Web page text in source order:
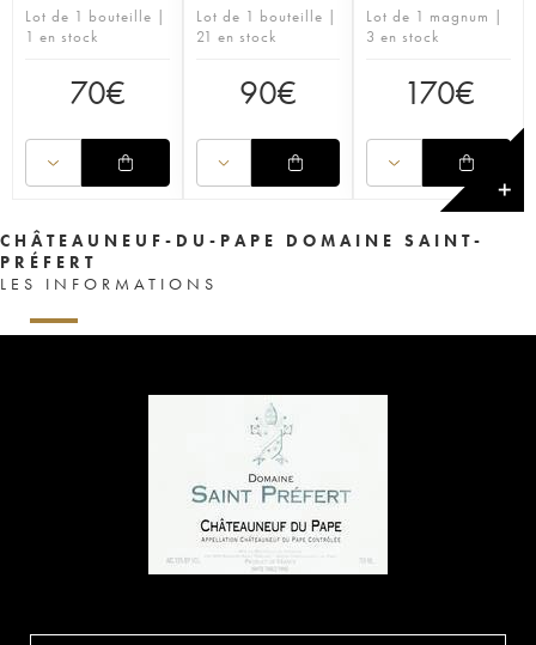
Lot de 1 bouteille |
1 en stock
70€
Lot de 1 bouteille |
21 en stock
90€
Lot de 1 magnum |
3 en stock
170€
✕
CHÂTEAUNEUF-DU-PAPE DOMAINE SAINT-
PRÉFERT
LES INFORMATIONS